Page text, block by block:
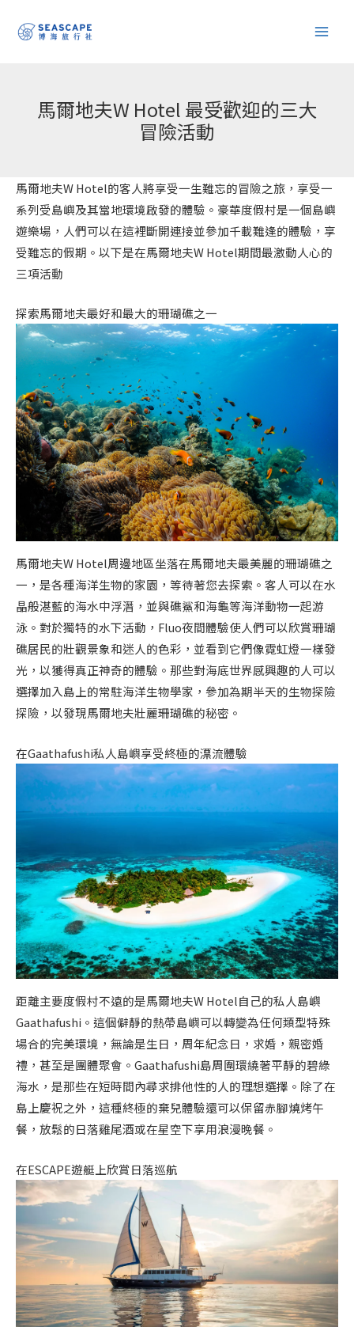
馬爾地夫W Hotel 最受歡迎的三大
冒險活動
馬爾地夫W Hotel的客人將享受一生難忘的冒險之旅，享受一
系列受島嶼及其當地環境啟發的體驗。豪華度假村是一個島嶼
遊樂場，人們可以在這裡斷開連接並參加千載難逢的體驗，享
受難忘的假期。以下是在馬爾地夫W Hotel期間最激動人心的
三項活動
探索馬爾地夫最好和最大的珊瑚礁之一
馬爾地夫W Hotel周邊地區坐落在馬爾地夫最美麗的珊瑚礁之
一，是各種海洋生物的家園，等待著您去探索。客人可以在水
晶般湛藍的海水中浮潛，並與礁鯊和海龜等海洋動物一起游
泳。對於獨特的水下活動，Fluo夜間體驗使人們可以欣賞珊瑚
礁居民的壯觀景象和迷人的色彩，並看到它們像霓虹燈一樣發
光，以獲得真正神奇的體驗。那些對海底世界感興趣的人可以
選擇加入島上的常駐海洋生物學家，參加為期半天的生物探險
探險，以發現馬爾地夫壯麗珊瑚礁的秘密。
在Gaathafushi私人島嶼享受終極的漂流體驗
距離主要度假村不遠的是馬爾地夫W Hotel自己的私人島嶼
Gaathafushi。這個僻靜的熱帶島嶼可以轉變為任何類型特殊
場合的完美環境，無論是生日，周年紀念日，求婚，親密婚
禮，甚至是團體聚會。Gaathafushi島周圍環繞著平靜的碧綠
海水，是那些在短時間內尋求排他性的人的理想選擇。除了在
島上慶祝之外，這種終極的棄兒體驗還可以保留赤腳燒烤午
餐，放鬆的日落雞尾酒或在星空下享用浪漫晚餐。
在ESCAPE遊艇上欣賞日落巡航